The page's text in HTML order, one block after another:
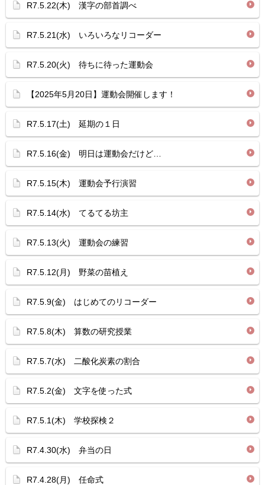
R7.5.22(木) 漢字の部首調べ
R7.5.21(水) いろいろなリコーダー
R7.5.20(火) 待ちに待った運動会
【2025年5月20日】運動会開催します！
R7.5.17(土) 延期の１日
R7.5.16(金) 明日は運動会だけど…
R7.5.15(木) 運動会予行演習
R7.5.14(水) てるてる坊主
R7.5.13(火) 運動会の練習
R7.5.12(月) 野菜の苗植え
R7.5.9(金) はじめてのリコーダー
R7.5.8(木) 算数の研究授業
R7.5.7(水) 二酸化炭素の割合
R7.5.2(金) 文字を使った式
R7.5.1(木) 学校探検２
R7.4.30(水) 弁当の日
R7.4.28(月) 任命式